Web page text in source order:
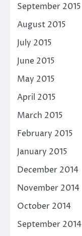
September 2015
August 2015
July 2015
June 2015
May 2015
April 2015
March 2015
February 2015
January 2015
December 2014
November 2014
October 2014
September 2014